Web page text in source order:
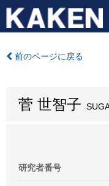
前のページに戻る
菅 世智子
研究者番号